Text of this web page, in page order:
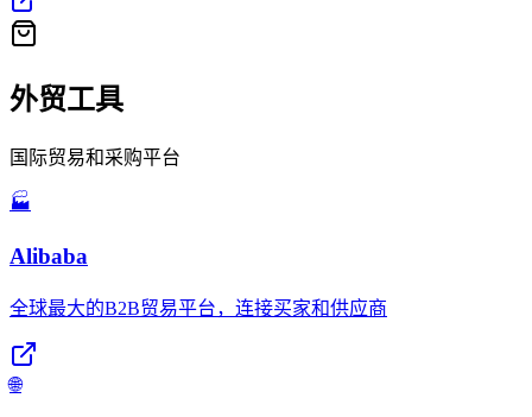
外贸工具
国际贸易和采购平台
🏭
Alibaba
全球最大的B2B贸易平台，连接买家和供应商
🌐